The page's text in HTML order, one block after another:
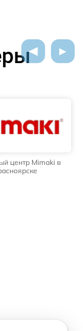
центр Mimaki в